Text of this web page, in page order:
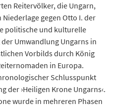
Reitervölker, die Ungarn,
gegen Otto I. der
politische und kulturelle
Umwandlung Ungarns in
Vorbilds durch König
in Europa.
Schlusspunkt
der ›Heiligen Krone Ungarns‹.
wurde in mehreren Phasen